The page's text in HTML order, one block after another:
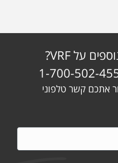
מעוניינים בפרטים נוספים על VRF?
אתכם קשר טלפוני